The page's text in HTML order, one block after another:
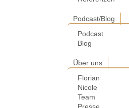
Podcast/Blog
Podcast
Blog
Über uns
Florian
Nicole
Team